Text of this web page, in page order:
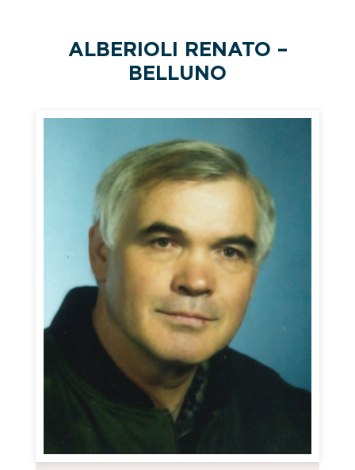
ALBERIOLI RENATO –
BELLUNO